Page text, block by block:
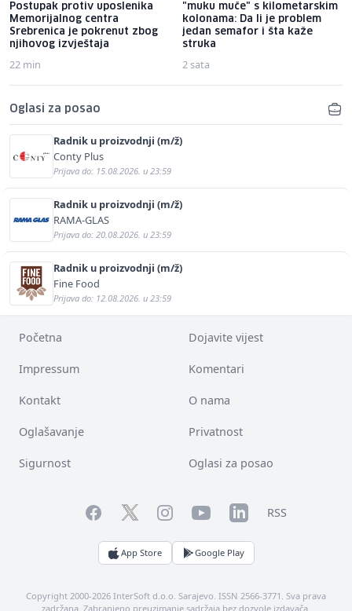
Postupak protiv uposlenika
Memorijalnog centra
Srebrenica je pokrenut zbog
njihovog izvještaja
22 min
"muku muče" s kilometarskim
kolonama: Da li je problem
jedan semafor i šta kaže
struka
2 sata
Oglasi za posao
Radnik u proizvodnji (m/ž)
Conty Plus
Prijava do: 15.08.2026. u 23:59
Radnik u proizvodnji (m/ž)
RAMA-GLAS
Prijava do: 20.08.2026. u 23:59
Radnik u proizvodnji (m/ž)
Fine Food
Prijava do: 12.08.2026. u 23:59
Početna Dojavite vijest
Impressum Komentari
Kontakt O nama
Oglašavanje Privatnost
Sigurnost Oglasi za posao
FacebookTwitterInstagramYouTubeLinkedInRSS
App Store Google Play
Copyright 2000-2026 InterSoft d.o.o. Sarajevo. ISSN 2566-3771. Sva prava
zadržana. Zabranjeno preuzimanje sadržaja bez dozvole izdavača.